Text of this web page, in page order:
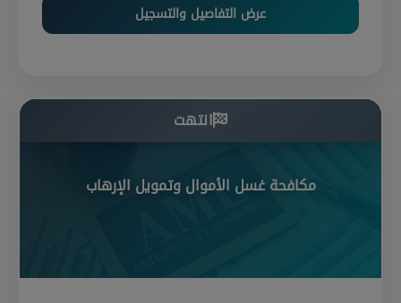
عرض التفاصيل والتسجيل
انتهت
مكافحة غسل الأموال وتمويل الإرهاب